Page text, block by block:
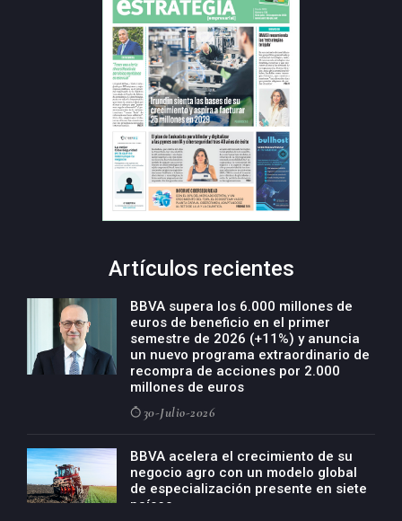
Artículos recientes
BBVA supera los 6.000 millones de
euros de beneficio en el primer
semestre de 2026 (+11%) y anuncia
un nuevo programa extraordinario de
recompra de acciones por 2.000
millones de euros
30-Julio-2026
BBVA acelera el crecimiento de su
negocio agro con un modelo global
de especialización presente en siete
países